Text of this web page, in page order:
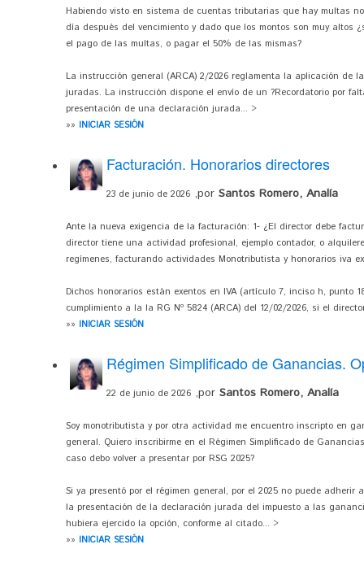
Habiendo visto en sistema de cuentas tributarias que hay multas
día después del vencimiento y dado que los montos son muy altos
el pago de las multas, o pagar el 50% de las mismas?
La instrucción general (ARCA) 2/2026 reglamenta la aplicación de
juradas. La instrucción dispone el envío de un ?Recordatorio por
presentación de una declaración jurada... >
»» INICIAR SESIÓN
Facturación. Honorarios directores
23 de junio de 2026 ,por Santos Romero, Analía
Ante la nueva exigencia de la facturación: 1- ¿El director debe
director tiene una actividad profesional, ejemplo contador, o
regímenes, facturando actividades Monotributista y honorarios iva
Dichos honorarios están exentos en IVA (artículo 7, inciso h, punto
cumplimiento a la la RG Nº 5824 (ARCA) del 12/02/2026, si el
»» INICIAR SESIÓN
Régimen Simplificado de Ganancias.
22 de junio de 2026 ,por Santos Romero, Analía
Soy monotributista y por otra actividad me encuentro inscripto en
general. Quiero inscribirme en el Régimen Simplificado de
caso debo volver a presentar por RSG 2025?
Si ya presentó por el régimen general, por el 2025 no puede adherir
la presentación de la declaración jurada del impuesto a las
hubiera ejercido la opción, conforme al citado... >
»» INICIAR SESIÓN